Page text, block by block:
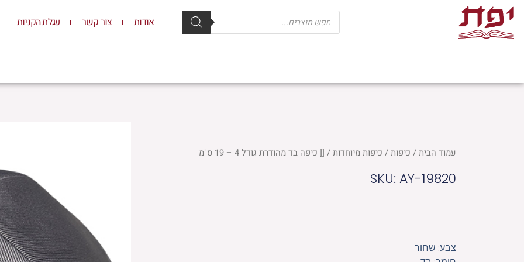
דילוג
לתוכן
Products
search אודות צור קשר עגלת הקניות
עמוד הבית/ כיפות/ כיפות מיוחדות/ [[ כיפה בד מהודרת גודל 4 – 19 ס"מ
SKU: AY-19820
צבע: שחור